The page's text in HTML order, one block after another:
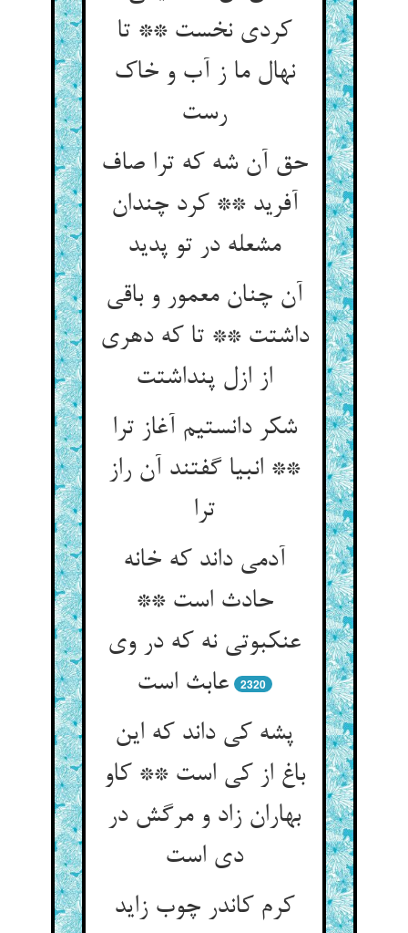
کردی نخست ** تا
نهال ما ز آب و خاک
رست‏
حق آن شه که ترا صاف
آفرید ** کرد چندان
مشعله در تو پدید
آن چنان معمور و باقی
داشتت ** تا که دهری
از ازل پنداشتت‏
شکر دانستیم آغاز ترا
** انبیا گفتند آن راز
ترا
آدمی داند که خانه
حادث است **
عنکبوتی نه که در وی
عابث است‏
2320
پشه کی داند که این
باغ از کی است ** کاو
بهاران زاد و مرگش در
دی است‏
کرم کاندر چوب زاید